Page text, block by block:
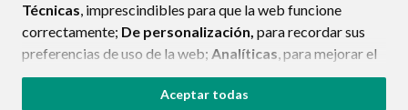
Técnicas, imprescindibles para que la web funcione
correctamente; De personalización, para recordar sus
preferencias de uso de la web; Analíticas, para mejorar el
funcionamiento de la web y sus servicios.
Aceptar todas